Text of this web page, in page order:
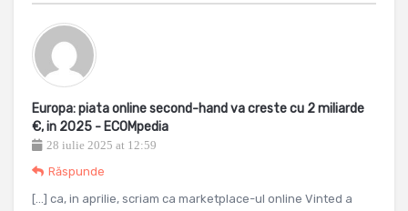
Europa: piata online second-hand va creste cu 2 miliarde
€, in 2025 - ECOMpedia
28 iulie 2025 at 12:59
Răspunde
[…] ca, in aprilie, scriam ca marketplace-ul online Vinted a